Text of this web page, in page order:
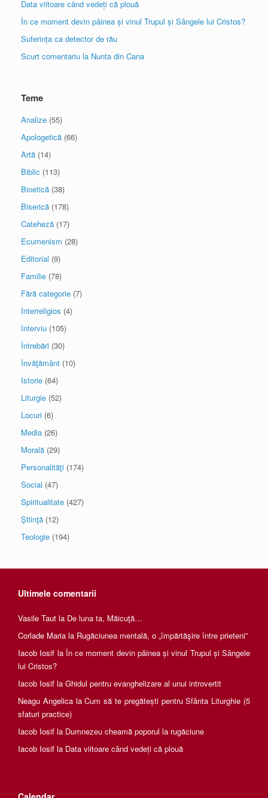
Data viitoare când vedeți că plouă
În ce moment devin pâinea și vinul Trupul și Sângele lui Cristos?
Suferința ca detector de rău
Scurt comentariu la Nunta din Cana
Teme
Analize (55)
Apologetică (66)
Artă (14)
Biblic (113)
Bioetică (38)
Biserică (178)
Cateheză (17)
Ecumenism (28)
Editorial (9)
Familie (78)
Fără categorie (7)
Interreligios (4)
Interviu (105)
Întrebări (30)
Învăţământ (10)
Istorie (64)
Liturgie (52)
Locuri (6)
Media (26)
Morală (29)
Personalităţi (174)
Social (47)
Spiritualitate (427)
Ştiinţă (12)
Teologie (194)
Ultimele comentarii
Vasile Taut la De luna ta, Măicuţă…
Corlade Maria la Rugăciunea mentală, o „împărtăşire între prieteni”
Iacob Iosif la În ce moment devin pâinea și vinul Trupul și Sângele
lui Cristos?
Iacob Iosif la Ghidul pentru evanghelizare al unui introvertit
Neagu AngelicalaCum să te pregătești pentru Sfânta Liturghie (5
sfaturi practice)
Iacob Iosif la Dumnezeu cheamă poporul la rugăciune
Iacob Iosif la Data viitoare când vedeți că plouă